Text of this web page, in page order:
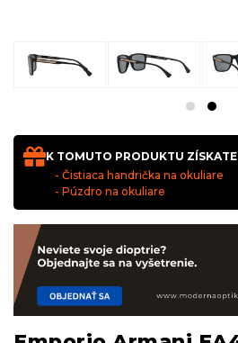
K TOMUTO PRODUKTU
- Čistiaca handrička na okuliare
- Púzdro na okuliare